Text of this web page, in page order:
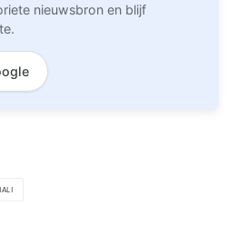
nieuwsbron en blijf